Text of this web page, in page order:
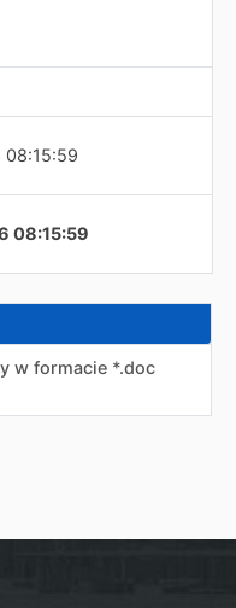
08:15:59
w formacie *.doc